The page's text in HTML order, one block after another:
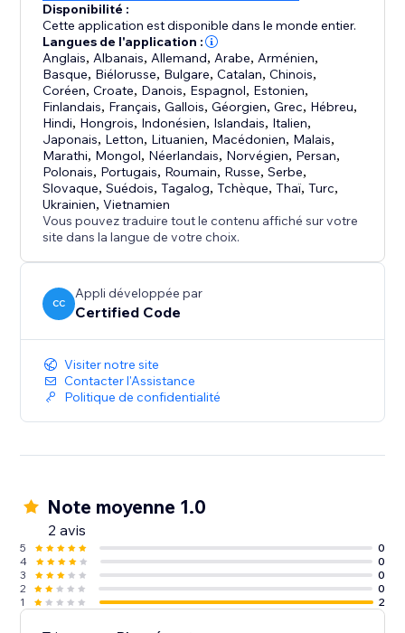
Disponibilité :
Cette application est disponible dans le monde entier.
Langues de l'application :
Anglais, Albanais, Allemand, Arabe, Arménien,
Basque, Biélorusse, Bulgare,Catalan,Chinois,
Coréen,Croate, Danois, Espagnol, Estonien,
Finlandais, Français,Gallois,Géorgien,Grec, Hébreu,
Hindi, Hongrois, Indonésien, Islandais, Italien,
Japonais, Letton, Lituanien, Macédonien, Malais,
Marathi, Mongol, Néerlandais, Norvégien, Persan,
Polonais, Portugais, Roumain, Russe,Serbe,
Slovaque,Suédois,Tagalog,Tchèque,Thaï,Turc,
Ukrainien,Vietnamien
Vous pouvez traduire tout le contenu affiché sur votre
site dans la langue de votre choix.
CC
Appli développée par
Certified Code
Visiter notre site
Contacter l'Assistance
Politique de confidentialité
Note moyenne 1.0
2 avis
5
0
4
0
3
0
2
0
1
2